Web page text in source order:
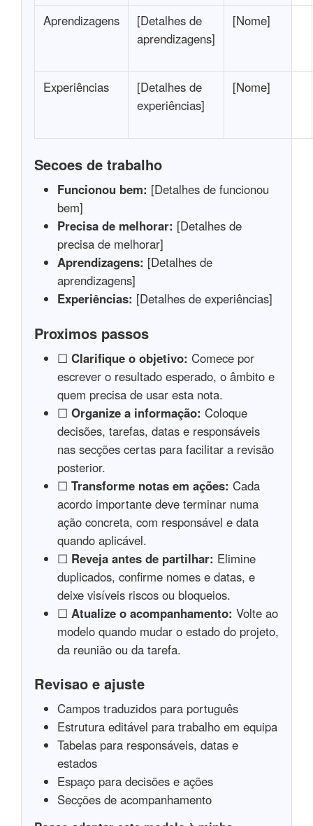
Aprendizagens
[Detalhes de
aprendizagens]
[Nome]
Experiências
[Detalhes de
experiências]
[Nome]
Secoes de trabalho
Funcionou bem: [Detalhes de funcionou
bem]
Precisa de melhorar: [Detalhes de
precisa de melhorar]
Aprendizagens: [Detalhes de
aprendizagens]
Experiências: [Detalhes de experiências]
Proximos passos
☐Clarifique o objetivo: Comece por
escrever o resultado esperado, o âmbito e
quem precisa de usar esta nota.
☐Organize a informação: Coloque
decisões, tarefas, datas e responsáveis
nas secções certas para facilitar a revisão
posterior.
☐Transforme notas em ações: Cada
acordo importante deve terminar numa
ação concreta, com responsável e data
quando aplicável.
☐ Reveja antes de partilhar: Elimine
duplicados, confirme nomes e datas, e
deixe visíveis riscos ou bloqueios.
☐ Atualize o acompanhamento: Volte ao
modelo quando mudar o estado do projeto,
da reunião ou da tarefa.
Revisao e ajuste
Campos traduzidos para português
Estrutura editável para trabalho em equipa
Tabelas para responsáveis, datas e
estados
Espaço para decisões e ações
Secções de acompanhamento